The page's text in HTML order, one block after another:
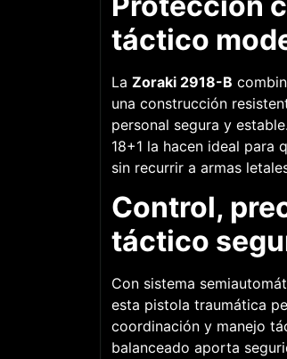
táctico
La Zoraki 2918-B
una construcción
personal segura y
18+1 la hacen ideal para
sin recurrir a armas
Control,
táctico
Con sistema
esta pistola traumática
coordinación y manejo
balanceado aporta